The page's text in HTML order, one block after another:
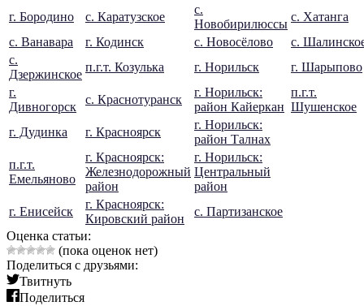
г. Бородино с. Каратузское
с.
Новобирилюссы
с. Хатанга
с. Ванавара
г. Кодинск с. Новосёлово
с.
с.
Дзержинское
п.г.т. Козулька г. Норильск
г. Шарыпово
г.
Дивногорск
с. Краснотуранск
г. Норильск:
район Кайеркан
п.г.т.
Шушенское
г. Дудинка
г. Красноярск
г. Норильск:
район Талнах
п.г.т.
Емельяново
г. Красноярск:
Железнодорожный
район
г. Норильск:
Центральный
район
г. Енисейск
г. Красноярск:
Кировский район
с. Партизанское
Оценка статьи:
(пока оценок нет)
Поделиться с друзьями:
Твитнуть
Поделиться